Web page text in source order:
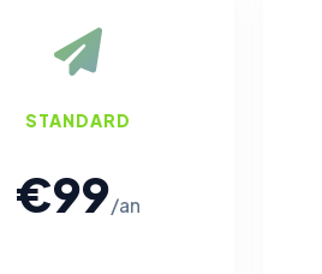
STANDARD
€99/an